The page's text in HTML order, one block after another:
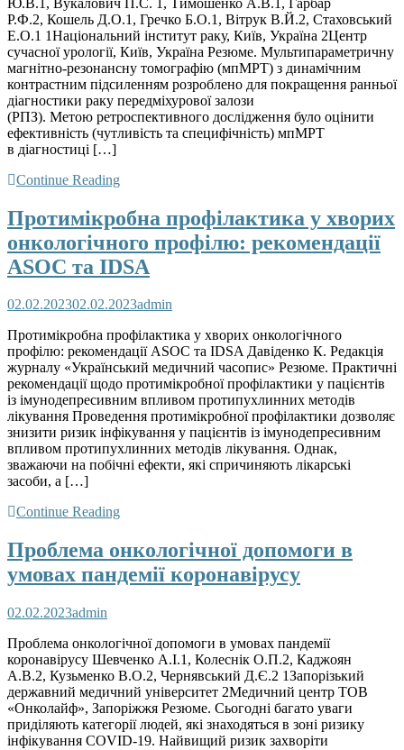
Р.Ф.2, Кошель Д.О.1, Гречко Б.О.1, Вітрук В.Й.2, Стаховський
Е.О.1 1Національний інститут раку, Київ, Україна 2Центр
сучасної урології, Київ, Україна Резюме. Мультипараметричну
магнітно-резонансну томографію (мпМРТ) з динамічним
контрастним підсиленням розроблено для покращення ранньої
діагностики раку передміхурової залози
(РПЗ). Метою ретроспективного дослідження було оцінити
ефективність (чутливість та специфічність) мпМРТ
в діагностиці […]
Continue Reading
Протимікробна профілактика у хворих
онкологічного профілю: рекомендації
ASOC та IDSA
02.02.202302.02.2023admin
Протимікробна профілактика у хворих онкологічного
профілю: рекомендації ASOC та IDSA Давіденко К. Редакція
журналу «Український медичний часопис» Резюме. Практичні
рекомендації щодо протимікробної профілактики у пацієнтів
із імунодепресивним впливом протипухлинних методів
лікування Проведення протимікробної профілактики дозволяє
знизити ризик інфікування у пацієнтів із імунодепресивним
впливом протипухлинних методів лікування. Однак,
зважаючи на побічні ефекти, які спричиняють лікарські
засоби, а […]
Continue Reading
Проблема онкологічної допомоги в
умовах пандемії коронавірусу
02.02.2023admin
Проблема онкологічної допомоги в умовах пандемії
коронавірусу Шевченко А.І.1, Колеснік О.П.2, Каджоян
А.В.2, Кузьменко В.О.2, Чернявський Д.Є.2 1Запорізький
державний медичний університет 2Медичний центр ТОВ
«Онколайф», Запоріжжя Резюме. Сьогодні багато уваги
приділяють категорії людей, які знаходяться в зоні ризику
інфікування COVID-19. Найвищий ризик захворіти